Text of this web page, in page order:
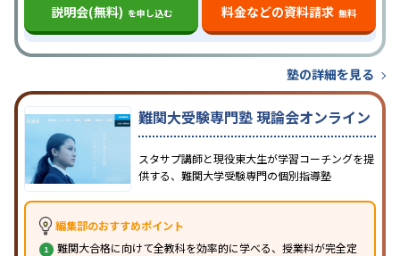
説明会(無料) を申し込む 料金などの資料請求 無料
塾の詳細を見る
難関大受験専門塾 現論会オンライン
スタサプ講師と現役東大生が学習コーチングを提
供する、難関大学受験専門の個別指導塾
編集部のおすすめポイント
難関大合格に向けて全教科を効率的に学べる、授業料が完全定